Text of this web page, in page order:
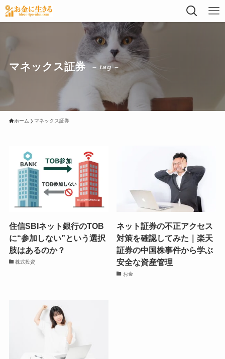
マネックス証券 – tag –
ホーム マネックス証券
住信SBIネット銀行のTOB
に“参加しない”という選択
肢はあるのか？
株式投資
ネット証券の不正アクセス
対策を確認してみた｜楽天
証券の中国株事件から学ぶ
安全な資産管理
お金